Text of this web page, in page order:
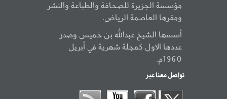
مؤسسة الجزيرة للصحافة والطباعة والنشر
ومقرها العاصمة الرياض.
أسسها الشيخ عبدالله بن خميس وصدر
عددها الاول كمجلة شهرية في أبريل
1960م.
تواصل معنا عبر